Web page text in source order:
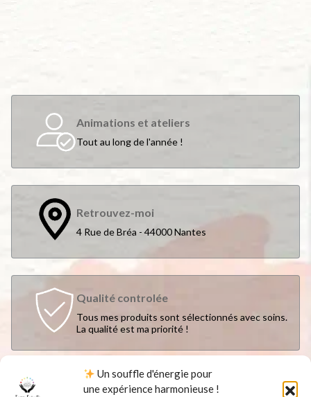
Un souffle d'énergie pour
une expérience harmonieuse !
Animations et ateliers
Tout au long de l'année !
Retrouvez-moi
4 Rue de Bréa - 44000 Nantes
Qualité controlée
Tous mes produits sont sélectionnés avec soins.
La qualité est ma priorité !